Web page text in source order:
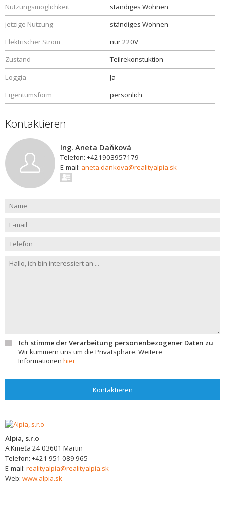
Nutzungsmöglichkeit
ständiges Wohnen
jetzige Nutzung
ständiges Wohnen
Elektrischer Strom
nur 220V
Zustand
Teilrekonstuktion
Loggia
Ja
Eigentumsform
persönlich
Kontaktieren
Ing. Aneta Daňková
Telefon: +421903957179
E-mail: aneta.dankova@realityalpia.sk
Ich stimme der Verarbeitung personenbezogener Daten zu
Wir kümmern uns um die Privatsphäre. Weitere
Informationen hier
Kontaktieren
Alpia, s.r.o
A.Kmeťa 2403601 Martin
Telefon: +421 951 089 965
E-mail: realityalpia@realityalpia.sk
Web: www.alpia.sk